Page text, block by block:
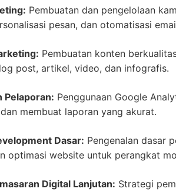
Pembuatan dan pengelolaan
pesan, dan otomatisasi
Pembuatan konten
post, artikel, video, dan infografis.
Pelaporan: Penggunaan Google
membuat laporan yang akurat.
Dasar: Pengenalan dasar
optimasi website untuk perangkat
Digital Lanjutan: Strategi